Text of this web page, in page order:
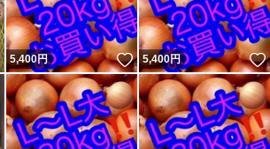
いいね！
5,400円 いいね！
5,400円